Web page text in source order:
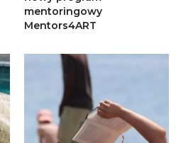
mentoringowy
Mentors4ART